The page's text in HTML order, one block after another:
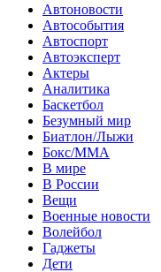
Автоновости
Автособытия
Автоспорт
Автоэксперт
Актеры
Аналитика
Баскетбол
Безумный мир
Биатлон/Лыжи
Бокс/MMA
В мире
В России
Вещи
Военные новости
Волейбол
Гаджеты
Дети